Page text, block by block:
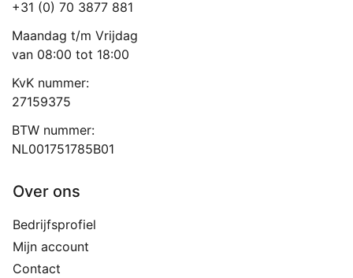
+31 (0) 70 3877 881
Maandag t/m Vrijdag
van 08:00 tot 18:00
KvK nummer:
27159375
BTW nummer:
NL001751785B01
Over ons
Bedrijfsprofiel
Mijn account
Contact